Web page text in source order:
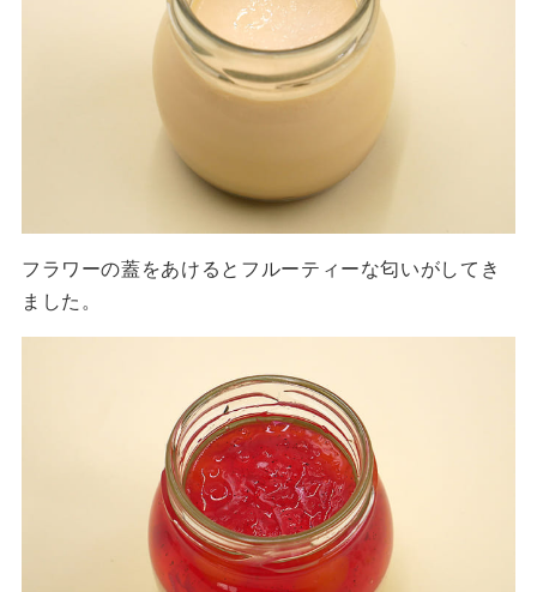
フラワーの蓋をあけるとフルーティーな匂いがしてき
ました。